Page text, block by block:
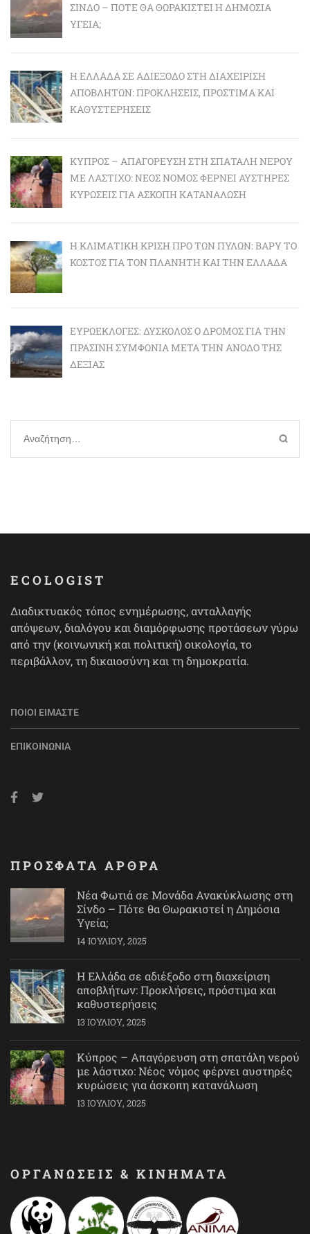
ΣΊΝΔΟ – ΠΌΤΕ ΘΑ ΘΩΡΑΚΙΣΤΕΊ Η ΔΗΜΌΣΙΑ
ΥΓΕΊΑ;
Η ΕΛΛΆΔΑ ΣΕ ΑΔΙΈΞΟΔΟ ΣΤΗ ΔΙΑΧΕΊΡΙΣΗ
ΑΠΟΒΛΉΤΩΝ: ΠΡΟΚΛΉΣΕΙΣ, ΠΡΌΣΤΙΜΑ ΚΑΙ
ΚΑΘΥΣΤΕΡΉΣΕΙΣ
ΚΎΠΡΟΣ – ΑΠΑΓΌΡΕΥΣΗ ΣΤΗ ΣΠΑΤΆΛΗ ΝΕΡΟΎ
ΜΕ ΛΆΣΤΙΧΟ: ΝΈΟΣ ΝΌΜΟΣ ΦΈΡΝΕΙ ΑΥΣΤΗΡΈΣ
ΚΥΡΏΣΕΙΣ ΓΙΑ ΆΣΚΟΠΗ ΚΑΤΑΝΆΛΩΣΗ
Η ΚΛΙΜΑΤΙΚΉ ΚΡΊΣΗ ΠΡΟ ΤΩΝ ΠΥΛΏΝ: BΑΡΎ ΤΟ
ΚΌΣΤΟΣ ΓΙΑ ΤΟΝ ΠΛΑΝΉΤΗ ΚΑΙ ΤΗΝ ΕΛΛΆΔΑ
ΕΥΡΩΕΚΛΟΓΈΣ: ΔΎΣΚΟΛΟΣ Ο ΔΡΌΜΟΣ ΓΙΑ ΤΗΝ
ΠΡΆΣΙΝΗ ΣΥΜΦΩΝΊΑ ΜΕΤΆ ΤΗΝ ΆΝΟΔΟ ΤΗΣ
ΔΕΞΙΆΣ
Αναζήτηση
για:
ECOLOGIST
Διαδικτυακός τόπος ενημέρωσης, ανταλλαγής
απόψεων, διαλόγου και διαμόρφωσης προτάσεων γύρω
από την (κοινωνική και πολιτική) οικολογία, το
περιβάλλον, τη δικαιοσύνη και τη δημοκρατία.
ΠΟΙΟΙ ΕΊΜΑΣΤΕ
ΕΠΙΚΟΙΝΩΝΊΑ
ΠΡΟΣΦΑΤΑ ΑΡΘΡΑ
Νέα Φωτιά σε Μονάδα Ανακύκλωσης στη
Σίνδο – Πότε θα Θωρακιστεί η Δημόσια
Υγεία;
14 ΙΟΥΛΊΟΥ, 2025
Η Ελλάδα σε αδιέξοδο στη διαχείριση
αποβλήτων: Προκλήσεις, πρόστιμα και
καθυστερήσεις
13 ΙΟΥΛΊΟΥ, 2025
Κύπρος – Απαγόρευση στη σπατάλη νερού
με λάστιχο: Νέος νόμος φέρνει αυστηρές
κυρώσεις για άσκοπη κατανάλωση
13 ΙΟΥΛΊΟΥ, 2025
ΟΡΓΑΝΩΣΕΙΣ & ΚΙΝΗΜΑΤΑ